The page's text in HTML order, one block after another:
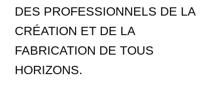
DES PROFESSIONNELS DE LA
CRÉATION ET DE LA
FABRICATION DE TOUS
HORIZONS.